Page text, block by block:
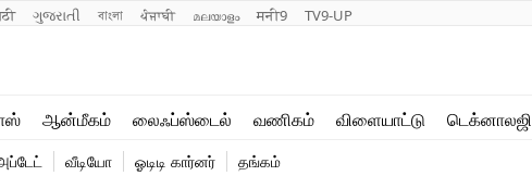
ગુજરાતી বাংলা ਪੰਜਾਬੀ മലയാളം मनी9 TV9-UP
ஆன்மீகம் லைஃப்ஸ்டைல் வணிகம் விளையாட்டு டெக்னாலஜி
வைரல்
வீடியோ ஓடிடி கார்னர் தங்கம்